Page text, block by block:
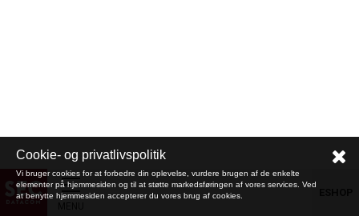
Cookie- og privatlivspolitik
Vi bruger cookies for at forbedre din oplevelse, vurdere brugen af de enkelte
elementer på hjemmesiden og til at støtte markedsføringen af vores services. Ved
at benytte hjemmesiden accepterer du vores brug af cookies.